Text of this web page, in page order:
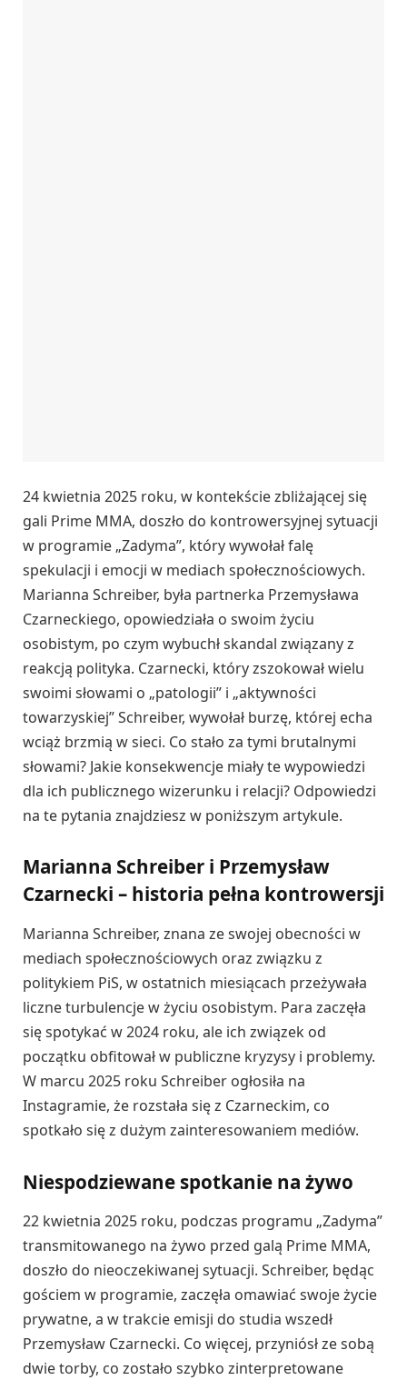
24 kwietnia 2025 roku, w kontekście zbliżającej się
gali Prime MMA, doszło do kontrowersyjnej sytuacji
w programie „Zadyma”, który wywołał falę
spekulacji i emocji w mediach społecznościowych.
Marianna Schreiber, była partnerka Przemysława
Czarneckiego, opowiedziała o swoim życiu
osobistym, po czym wybuchł skandal związany z
reakcją polityka. Czarnecki, który zszokował wielu
swoimi słowami o „patologii” i „aktywności
towarzyskiej” Schreiber, wywołał burzę, której echa
wciąż brzmią w sieci. Co stało za tymi brutalnymi
słowami? Jakie konsekwencje miały te wypowiedzi
dla ich publicznego wizerunku i relacji? Odpowiedzi
na te pytania znajdziesz w poniższym artykule.
Marianna Schreiber i Przemysław
Czarnecki – historia pełna kontrowersji
Marianna Schreiber, znana ze swojej obecności w
mediach społecznościowych oraz związku z
politykiem PiS, w ostatnich miesiącach przeżywała
liczne turbulencje w życiu osobistym. Para zaczęła
się spotykać w 2024 roku, ale ich związek od
początku obfitował w publiczne kryzysy i problemy.
W marcu 2025 roku Schreiber ogłosiła na
Instagramie, że rozstała się z Czarneckim, co
spotkało się z dużym zainteresowaniem mediów.
Niespodziewane spotkanie na żywo
22 kwietnia 2025 roku, podczas programu „Zadyma”
transmitowanego na żywo przed galą Prime MMA,
doszło do nieoczekiwanej sytuacji. Schreiber, będąc
gościem w programie, zaczęła omawiać swoje życie
prywatne, a w trakcie emisji do studia wszedł
Przemysław Czarnecki. Co więcej, przyniósł ze sobą
dwie torby, co zostało szybko zinterpretowane